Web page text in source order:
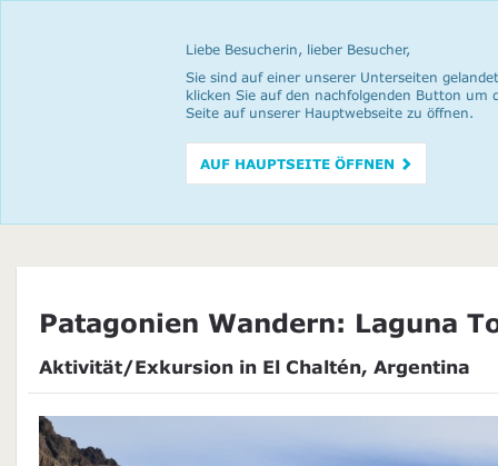
Liebe Besucherin, lieber Besucher,
Sie sind auf einer unserer Unterseiten
klicken Sie auf den nachfolgenden Button um
Seite auf unserer Hauptwebseite zu öffnen.
AUF HAUPTSEITE ÖFFNEN
Patagonien Wandern: Laguna
Aktivität/Exkursion in El Chaltén, Argentina